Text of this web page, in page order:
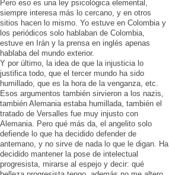
Pero eso es una ley psicológica elemental,
siempre interesa más lo cercano, y en otros
sitios hacen lo mismo. Yo estuve en Colombia y
los periódicos solo hablaban de Colombia,
estuve en Irán y la prensa en inglés apenas
hablaba del mundo exterior.
Y por último, la idea de que la injusticia lo
justifica todo, que el tercer mundo ha sido
humillado, que es la hora de la venganza, etc.
Esos argumentos también sirvieron a los nazis,
también Alemania estaba humillada, también el
tratado de Versalles fue muy injusto con
Alemania. Pero qué más da, el angelito solo
defiende lo que ha decidido defender de
antemano, y no sirve de nada lo que le digan. Ha
decidido mantener la pose de intelectual
progresista, mirarse al espejo y decir: qué